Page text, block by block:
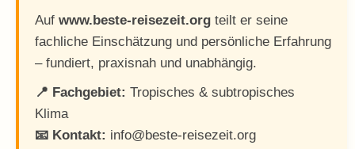
Auf www.beste-reisezeit.org teilt er seine
fachliche Einschätzung und persönliche Erfahrung
– fundiert, praxisnah und unabhängig.
📍 Fachgebiet: Tropisches & subtropisches
Klima
📧 Kontakt: info@beste-reisezeit.org